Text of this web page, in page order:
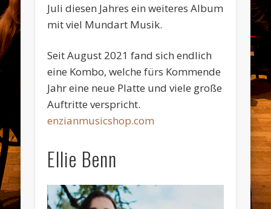
Juli diesen Jahres ein weiteres Album
mit viel Mundart Musik.
Seit August 2021 fand sich endlich
eine Kombo, welche fürs Kommende
Jahr eine neue Platte und viele große
Auftritte verspricht.
enzianmusicshop.com
Ellie Benn